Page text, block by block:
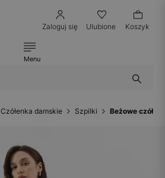
Zaloguj się Ulubione Koszyk
Menu
Czółenka damskie Szpilki Beżowe